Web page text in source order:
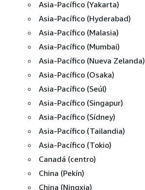
Asia-Pacífico (Yakarta)
Asia-Pacífico (Hyderabad)
Asia-Pacífico (Malasia)
Asia-Pacífico (Mumbai)
Asia-Pacífico (Nueva Zelanda)
Asia-Pacífico (Osaka)
Asia-Pacífico (Seúl)
Asia-Pacífico (Singapur)
Asia-Pacífico (Sídney)
Asia-Pacífico (Tailandia)
Asia-Pacífico (Tokio)
Canadá (centro)
China (Pekín)
China (Ningxia)